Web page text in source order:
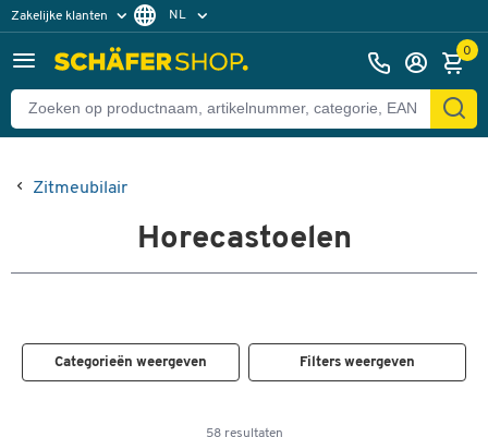
Zakelijke klanten
Particuliere klanten
NL
0
Zitmeubilair
Horecastoelen
Categorieën weergeven Filters weergeven
58 resultaten